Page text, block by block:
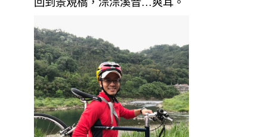
回到景覌橋，淙淙溪音…爽耳。